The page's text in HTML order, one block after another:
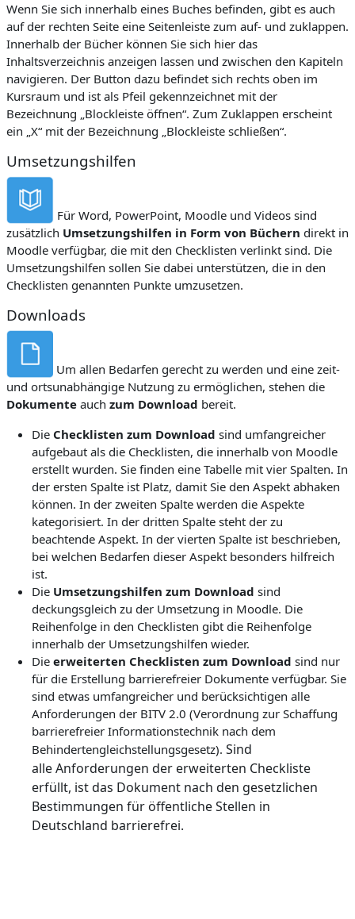
Wenn Sie sich innerhalb eines Buches befinden, gibt es auch
auf der rechten Seite eine Seitenleiste zum auf- und zuklappen.
Innerhalb der Bücher können Sie sich hier das
Inhaltsverzeichnis anzeigen lassen und zwischen den Kapiteln
navigieren. Der Button dazu befindet sich rechts oben im
Kursraum und ist als Pfeil gekennzeichnet mit der
Bezeichnung „Blockleiste öffnen“. Zum Zuklappen erscheint
ein „X“ mit der Bezeichnung „Blockleiste schließen“.
Umsetzungshilfen
Für Word, PowerPoint, Moodle und Videos sind
zusätzlich Umsetzungshilfen in Form von Büchern direkt in
Moodle verfügbar, die mit den Checklisten verlinkt sind. Die
Umsetzungshilfen sollen Sie dabei unterstützen, die in den
Checklisten genannten Punkte umzusetzen.
Downloads
Um allen Bedarfen gerecht zu werden und eine zeit-
und ortsunabhängige Nutzung zu ermöglichen, stehen die
Dokumente auch zum Download bereit.
Die Checklisten zum Download sind umfangreicher
aufgebaut als die Checklisten, die innerhalb von Moodle
erstellt wurden. Sie finden eine Tabelle mit vier Spalten. In
der ersten Spalte ist Platz, damit Sie den Aspekt abhaken
können. In der zweiten Spalte werden die Aspekte
kategorisiert. In der dritten Spalte steht der zu
beachtende Aspekt. In der vierten Spalte ist beschrieben,
bei welchen Bedarfen dieser Aspekt besonders hilfreich
ist.
Die Umsetzungshilfen zum Download sind
deckungsgleich zu der Umsetzung in Moodle. Die
Reihenfolge in den Checklisten gibt die Reihenfolge
innerhalb der Umsetzungshilfen wieder.
Die erweiterten Checklisten zum Download sind nur
für die Erstellung barrierefreier Dokumente verfügbar. Sie
sind etwas umfangreicher und berücksichtigen alle
Anforderungen der BITV 2.0 (Verordnung zur Schaffung
barrierefreier Informationstechnik nach dem
Behindertengleichstellungsgesetz). Sind
alleAnforderungen der erweiterten Checkliste
erfüllt, ist das Dokument nach den gesetzlichen
Bestimmungen für öffentliche Stellen in
Deutschland barrierefrei.